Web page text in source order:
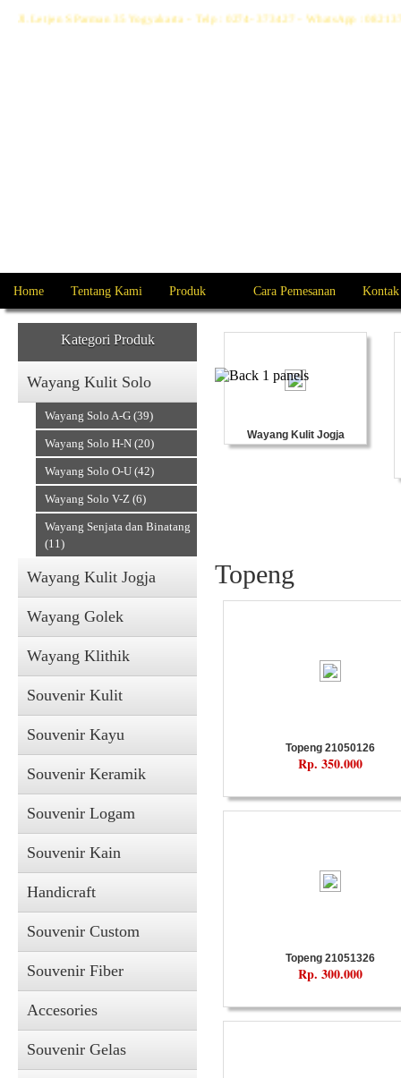
Jl. Letjen S Parman 35 Yogyakarta - Telp : 0274- 373427 - WhatsApp :
Home Tentang Kami Produk Cara Pemesanan
Kategori Produk
Wayang Kulit Solo
Wayang Solo A-G (39)
Wayang Solo H-N (20)
Wayang Solo O-U (42)
Wayang Solo V-Z (6)
Wayang Senjata dan Binatang
(11)
Wayang Kulit Jogja
Wayang Golek
Wayang Klithik
Souvenir Kulit
Souvenir Kayu
Souvenir Keramik
Souvenir Logam
Souvenir Kain
Handicraft
Souvenir Custom
Souvenir Fiber
Accesories
Souvenir Gelas
Wayang Kulit Solo
Wayang Kulit Jogja
Topeng
Topeng 21050126
Rp. 350.000
Topeng 21051326
Rp. 300.000